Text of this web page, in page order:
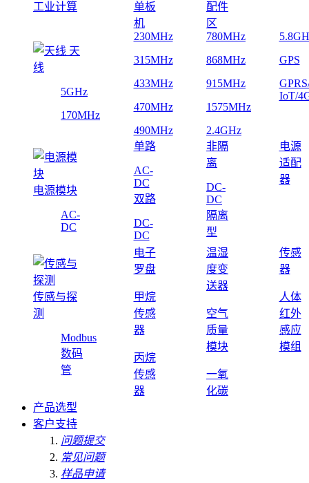
工业计算
单板
机
配件
区
天
线
5GHz
170MHz
230MHz
315MHz
433MHz
470MHz
490MHz
780MHz
868MHz
915MHz
1575MHz
2.4GHz
GPS
IoT/
电源模块
AC-
DC
单路
AC-
DC
双路
DC-
DC
非隔
离
DC-
DC
隔离
型
电源
适配
器
传感与探
测
Modbus
数码
管
电子
罗盘
甲烷
传感
器
丙烷
传感
器
温湿
度变
送器
空气
质量
模块
一氧
化碳
传感
器
人体
红外
感应
模组
产品选型
客户支持
问题提交
常见问题
样品申请